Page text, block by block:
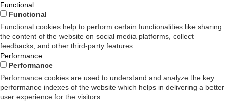
Functional
Functional
Functional cookies help to perform certain functionalities like sharing
the content of the website on social media platforms, collect
feedbacks, and other third-party features.
Performance
Performance
Performance cookies are used to understand and analyze the key
performance indexes of the website which helps in delivering a better
user experience for the visitors.